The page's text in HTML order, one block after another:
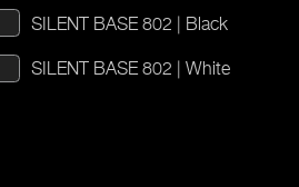
SILENT BASE 802 | Black
SILENT BASE 802 | White